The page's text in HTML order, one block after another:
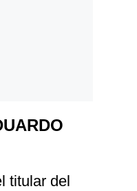
titular del